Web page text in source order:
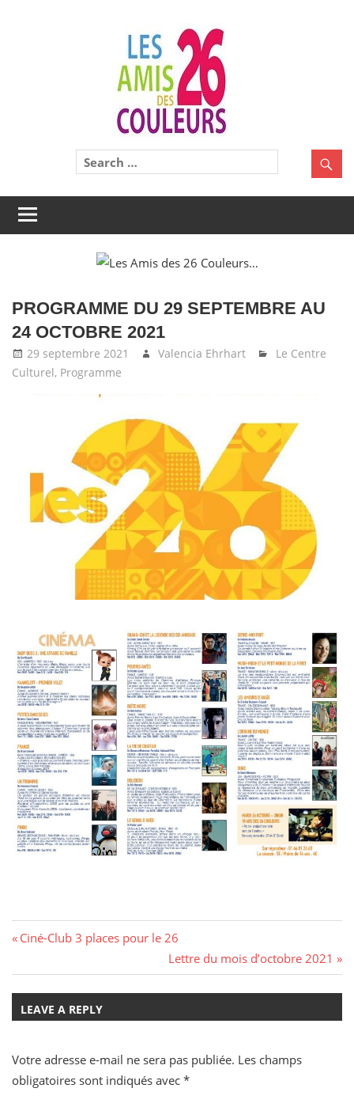
26
à
partager
PROGRAMME DU 29 SEPTEMBRE AU
24 OCTOBRE 2021
29 septembre 2021 Valencia Ehrhart
Le Centre
Culturel, Programme
Navigation
de
l’article
Previous
Ciné-Club 3 places pour le 26
Next
Post:
Lettre du mois d’octobre 2021
LEAVE A REPLY
Votre adresse e-mail ne sera pas publiée. Les champs
obligatoires sont indiqués avec *